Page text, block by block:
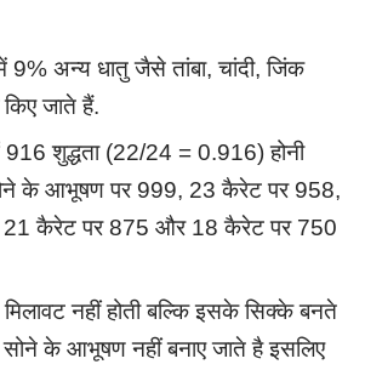
9% अन्य धातु जैसे तांबा, चांदी, जिंक
जाते हैं.
शुद्धता (22/24 = 0.916) होनी
के आभूषण पर 999, 23 कैरेट पर 958,
कैरेट पर 875 और 18 कैरेट पर 750
नहीं होती बल्कि इसके सिक्के बनते
के आभूषण नहीं बनाए जाते है इसलिए